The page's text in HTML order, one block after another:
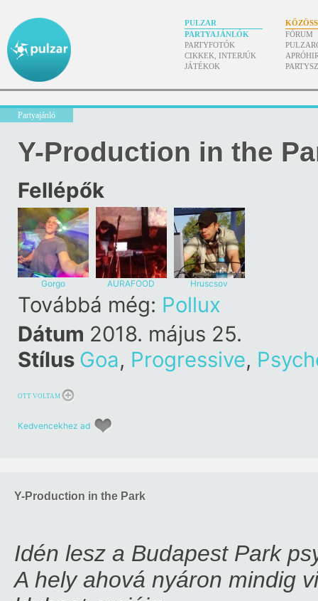
PULZAR
PARTYAJÁNLÓK
PARTYFOTÓK
CIKKEK, INTERJÚK
JÁTÉKOK
FÓRUM
Partyajánló
Y-Production in the
Fellépők
Gorgo AURAFOOD Hruscsov
Továbbá még: Pollux
Dátum 2018. május 25.
Stílus Goa, Progressive,
OTT VOLTAM
Kedvencekhez ad
Y-Production in the Park
Idén lesz a Budapest Park
A hely ahová nyáron mindig